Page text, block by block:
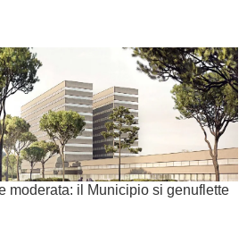
moderata: il Municipio si genuflette